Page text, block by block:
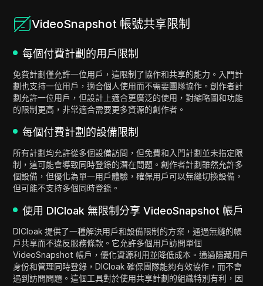
VideoSnapshot 帳號共享限制
每個付費計劃的用戶限制
免費計劃僅允許一位用戶，這限制了協作和共享的能力。入門計
劃也支持一位用戶，適合個人使用而不需要團隊協作。創作者計
劃允許一位用戶，但設計上適合更廣泛的使用，對縮略圖和功能
的限制更高，非常適合需要更多資源的創作者。
每個付費計劃的設備限制
所有計劃均允許從多個設備訪問，但免費和入門計劃並未指定限
制，這可能會導致同時登錄的潛在問題。創作者計劃雖然允許多
個設備，但優化為單一用戶體驗，確保用戶可以無縫切換設備，
但可能不支持多個同時登錄。
使用 DICloak 無限制分享 VideoSnapshot 帳戶
DICloak 提供了一種解決用戶和設備限制的方案，通過無縫的帳
戶共享而不違反服務條款。它允許多個用戶訪問單個
VideoSnapshot 帳戶，優化資源利用並降低成本。通過隱藏用戶
身份和管理同時登錄，DICloak 確保團隊能夠有效協作，而不會
遇到訪問問題。這個工具對於使用共享計劃的組織特別有利，因